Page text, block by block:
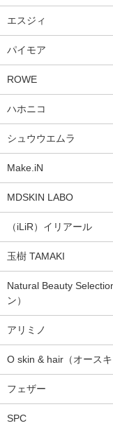
エスジィ
パイモア
ROWE
ハホニコ
シュウウエムラ
Make.iN
MDSKIN LABO
（iLiR）イリアール
玉樹 TAMAKI
Natural Beauty
ン）
アリミノ
O skin & hair（オースキ
フェザー
SPC